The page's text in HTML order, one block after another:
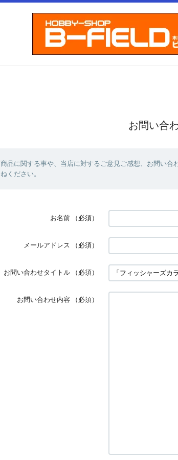
お問い合
商品に関する事や、当店に対するご意見ご感想、お問い合
ねください。
お名前 （必須）
メールアドレス （必須）
お問い合わせタイトル （必須）
お問い合わせ内容 （必須）